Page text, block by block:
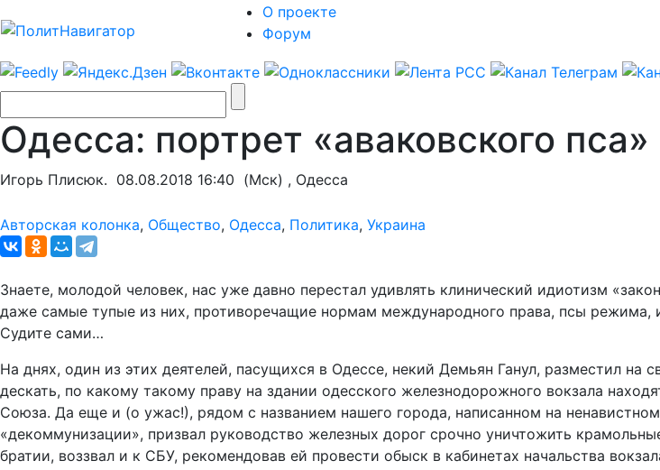
О проекте
Форум
Одесса: портрет «аваковского
Игорь Плисюк. 08.08.2018 16:40 (Мск) , Одесса
Авторская колонка, Общество, Одесса, Политика, Украина
Знаете, молодой человек, нас уже давно перестал удивлять клинический идиотизм
даже самые тупые из них, противоречащие нормам международного права, псы режима,
Судите сами…
На днях, один из этих деятелей, пасущихся в Одессе, некий Демьян Ганул, разместил на
дескать, по какому такому праву на здании одесского железнодорожного вокзала
Союза. Да еще и (о ужас!), рядом с названием нашего города, написанном на
«декоммунизации», призвал руководство железных дорог срочно уничтожить
братии, воззвал и к СБУ, рекомендовав ей провести обыск в кабинетах начальства